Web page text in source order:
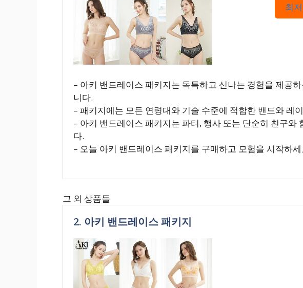
최
– 아키 밴드레이스 패키지는 독특하고 신나는 경험을 제공
니다.
– 패키지에는 모든 연령대와 기술 수준에 적합한 밴드와 레
– 아키 밴드레이스 패키지는 파티, 행사 또는 단순히 친구와
다.
– 오늘 아키 밴드레이스 패키지를 구매하고 모험을 시작하
그 외 상품들
2. 아키 밴드레이스 패키지